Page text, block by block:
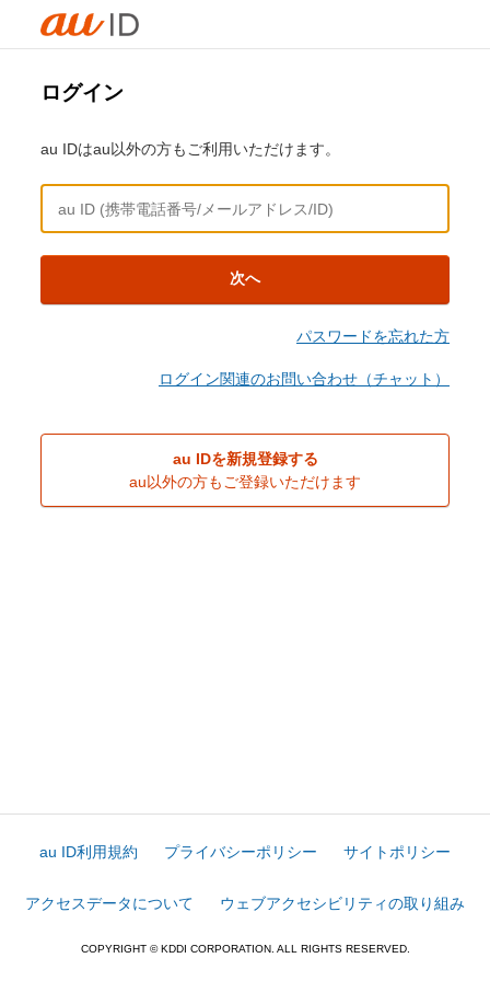
ログイン
au IDはau以外の方もご利用いただけます。
次へ
パスワードを忘れた方
ログイン関連のお問い合わせ（チャット）
au IDを新規登録する
au以外の方もご登録いただけます
au ID利用規約 プライバシーポリシー サイトポリシー
アクセスデータについて ウェブアクセシビリティの取り組み
COPYRIGHT © KDDI CORPORATION. ALL RIGHTS RESERVED.